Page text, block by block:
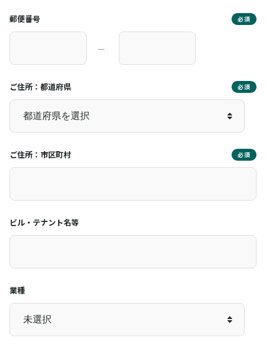
郵便番号 必須
―
ご住所：都道府県 必須
ご住所：市区町村 必須
ビル・テナント名等
業種